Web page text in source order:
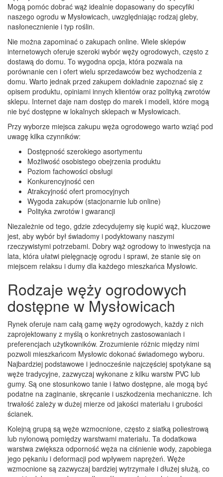
Mogą pomóc dobrać wąż idealnie dopasowany do specyfiki
naszego ogrodu w Mysłowicach, uwzględniając rodzaj gleby,
nasłonecznienie i typ roślin.
Nie można zapominać o zakupach online. Wiele sklepów
internetowych oferuje szeroki wybór węży ogrodowych, często z
dostawą do domu. To wygodna opcja, która pozwala na
porównanie cen i ofert wielu sprzedawców bez wychodzenia z
domu. Warto jednak przed zakupem dokładnie zapoznać się z
opisem produktu, opiniami innych klientów oraz polityką zwrotów
sklepu. Internet daje nam dostęp do marek i modeli, które mogą
nie być dostępne w lokalnych sklepach w Mysłowicach.
Przy wyborze miejsca zakupu węża ogrodowego warto wziąć pod
uwagę kilka czynników:
Dostępność szerokiego asortymentu
Możliwość osobistego obejrzenia produktu
Poziom fachowości obsługi
Konkurencyjność cen
Atrakcyjność ofert promocyjnych
Wygoda zakupów (stacjonarnie lub online)
Polityka zwrotów i gwarancji
Niezależnie od tego, gdzie zdecydujemy się kupić wąż, kluczowe
jest, aby wybór był świadomy i podyktowany naszymi
rzeczywistymi potrzebami. Dobry wąż ogrodowy to inwestycja na
lata, która ułatwi pielęgnację ogrodu i sprawi, że stanie się on
miejscem relaksu i dumy dla każdego mieszkańca Mysłowic.
Rodzaje węży ogrodowych
dostępne w Mysłowicach
Rynek oferuje nam całą gamę węży ogrodowych, każdy z nich
zaprojektowany z myślą o konkretnych zastosowaniach i
preferencjach użytkowników. Zrozumienie różnic między nimi
pozwoli mieszkańcom Mysłowic dokonać świadomego wyboru.
Najbardziej podstawowe i jednocześnie najczęściej spotykane są
węże tradycyjne, zazwyczaj wykonane z kilku warstw PVC lub
gumy. Są one stosunkowo tanie i łatwo dostępne, ale mogą być
podatne na zaginanie, skręcanie i uszkodzenia mechaniczne. Ich
trwałość zależy w dużej mierze od jakości materiału i grubości
ścianek.
Kolejną grupą są węże wzmocnione, często z siatką poliestrową
lub nylonową pomiędzy warstwami materiału. Ta dodatkowa
warstwa zwiększa odporność węża na ciśnienie wody, zapobiega
jego pękaniu i deformacji pod wpływem naprężeń. Węże
wzmocnione są zazwyczaj bardziej wytrzymałe i dłużej służą, co